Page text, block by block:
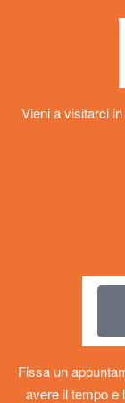
Vieni a visitarci
Fissa un
avere il tempo e